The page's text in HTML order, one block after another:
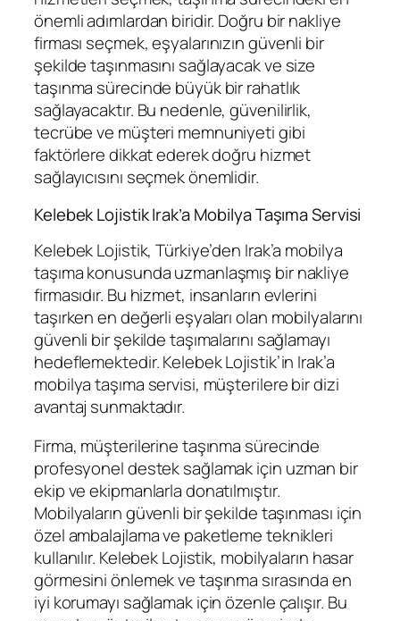
önemli adımlardan biridir. Doğru bir nakliye
firması seçmek, eşyalarınızın güvenli bir
şekilde taşınmasını sağlayacak ve size
taşınma sürecinde büyük bir rahatlık
sağlayacaktır. Bu nedenle, güvenilirlik,
tecrübe ve müşteri memnuniyeti gibi
faktörlere dikkat ederek doğru hizmet
sağlayıcısını seçmek önemlidir.
Kelebek Lojistik Irak’a Mobilya Taşıma Servisi
Kelebek Lojistik, Türkiye’den Irak’a mobilya
taşıma konusunda uzmanlaşmış bir nakliye
firmasıdır. Bu hizmet, insanların evlerini
taşırken en değerli eşyaları olan mobilyalarını
güvenli bir şekilde taşımalarını sağlamayı
hedeflemektedir. Kelebek Lojistik’in Irak’a
mobilya taşıma servisi, müşterilere bir dizi
avantaj sunmaktadır.
Firma, müşterilerine taşınma sürecinde
profesyonel destek sağlamak için uzman bir
ekip ve ekipmanlarla donatılmıştır.
Mobilyaların güvenli bir şekilde taşınması için
özel ambalajlama ve paketleme teknikleri
kullanılır. Kelebek Lojistik, mobilyaların hasar
görmesini önlemek ve taşınma sırasında en
iyi korumayı sağlamak için özenle çalışır. Bu